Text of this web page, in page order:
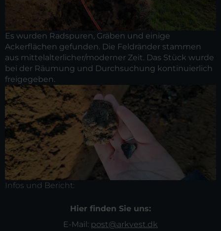
Es wurden Radspuren, Gräben und einige
Ackerflächen gefunden. Die Feldränder stammen
aus mittelalterlicher/moderner Zeit. Das Stück wurde
bei der Räumung und Durchsuchung kontinuierlich
freigegeben.
Infos und Bericht:
Hier finden Sie uns:
E-Mail: post@arkvest.dk